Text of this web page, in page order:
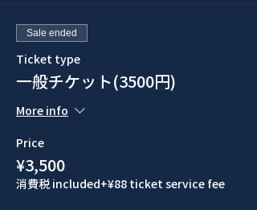
Sale ended
Ticket type
一般チケット(3500円)
More info
Price
¥3,500
消費税 included+¥88 ticket service fee